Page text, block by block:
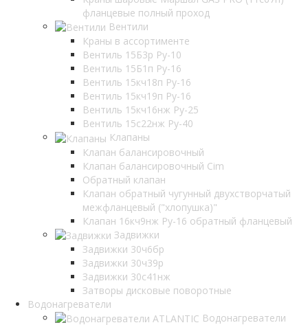
фланцевые полный проход
Вентили
Краны в ассортименте
Вентиль 15Б3р Ру-10
Вентиль 15Б1п Ру-16
Вентиль 15кч18п Ру-16
Вентиль 15кч19п Ру-16
Вентиль 15кч16нж Ру-25
Вентиль 15с22нж Ру-40
Клапаны
Клапан балансировочный
Клапан балансировочный Cim
Обратный клапан
Клапан обратный чугунный двухстворчатый
межфланцевый ("хлопушка)"
Клапан 16кч9нж Ру-16 обратный фланцевый
Задвижки
Задвижки 30ч6бр
Задвижки 30ч39р
Задвижки 30с41нж
Затворы дисковые поворотные
Водонагреватели
Водонагреватели